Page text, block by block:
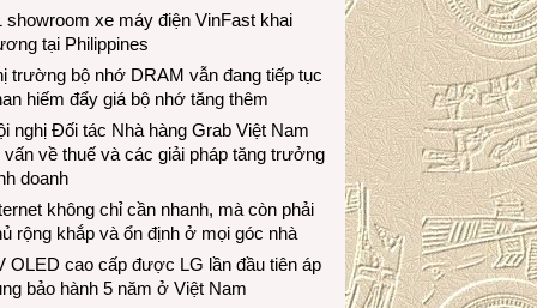
showroom xe máy điện VinFast khai
tại Philippines
trường bộ nhớ DRAM vẫn đang tiếp tục
hiếm đẩy giá bộ nhớ tăng thêm
nghị Đối tác Nhà hàng Grab Việt Nam
về thuế và các giải pháp tăng trưởng
doanh
không chỉ cần nhanh, mà còn phải
rộng khắp và ổn định ở mọi góc nhà
OLED cao cấp được LG lần đầu tiên áp
bảo hành 5 năm ở Việt Nam